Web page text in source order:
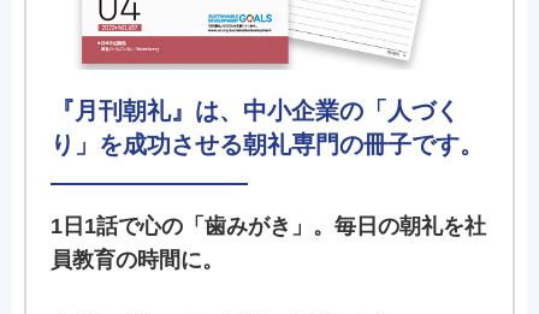
『月刊朝礼』は、中小企業の「人づく
り」を成功させる朝礼専門の冊子です。
1日1話で心の「歯みがき」。毎日の朝礼を社
員教育の時間に。